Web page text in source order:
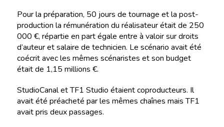
Pour la préparation, 50 jours de tournage et la post-
production la rémunération du réalisateur était de 250
000 €, répartie en part égale entre à valoir sur droits
d’auteur et salaire de technicien. Le scénario avait été
coécrit avec les mêmes scénaristes et son budget
était de 1,15 millions €.
StudioCanal et TF1 Studio étaient coproducteurs. Il
avait été préacheté par les mêmes chaînes mais TF1
avait pris deux passages.